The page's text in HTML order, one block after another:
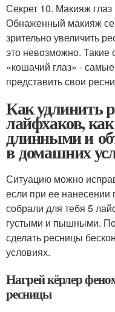
Секрет 10. Макияж глаз
Обнаженный макияж
зрительно увеличить
это невозможно. Такие
«кошачий глаз» -
представить свои
Как удлинить
лайфхаков,
длинными и
в домашних
Ситуацию можно
если при ее нанесении
собрали для тебя 5
густыми и пышными.
сделать ресницы
условиях.
Нагрей кёрлер
ресницы